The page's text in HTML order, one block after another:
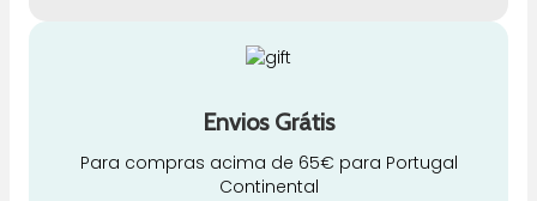
Envios Grátis
Para compras acima de 65€ para Portugal
Continental